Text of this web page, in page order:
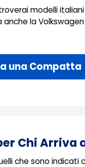
modelli
la
una Compatta
Chi Arriva
che sono indicati